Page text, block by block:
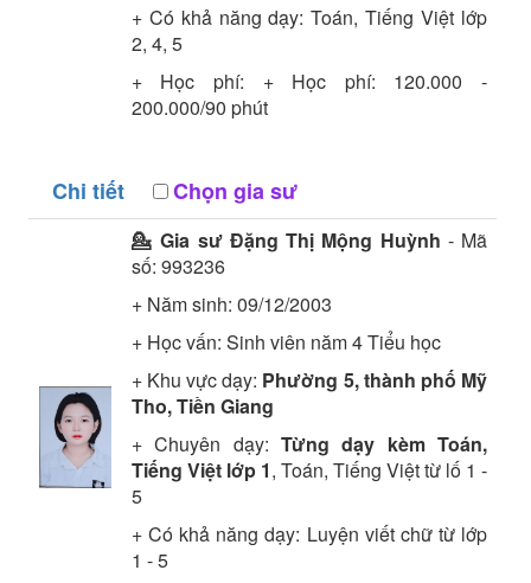
+ Có khả năng dạy: Toán, Tiếng Việt lớp
2, 4, 5
+ Học phí: + Học phí: 120.000 -
200.000/90 phút
Chi tiết Chọn gia sư
💁 Gia sư Đặng Thị Mộng Huỳnh - Mã
số: 993236
+ Năm sinh: 09/12/2003
+ Học vấn: Sinh viên năm 4Tiểu học
+ Khu vực dạy: Phường 5, thành phố Mỹ
Tho, Tiền Giang
+ Chuyên dạy: Từng dạy kèm Toán,
Tiếng Việt lớp 1, Toán, Tiếng Việt từ lố 1 -
5
+ Có khả năng dạy: Luyện viết chữ từ lớp
1 - 5